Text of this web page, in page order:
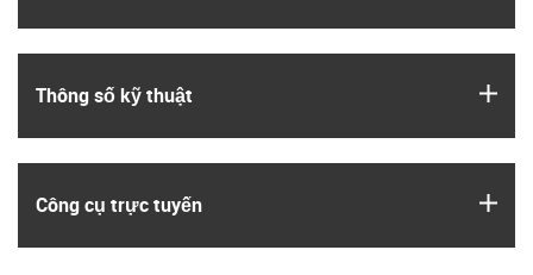
Thông số kỹ thuật
Công cụ trực tuyến